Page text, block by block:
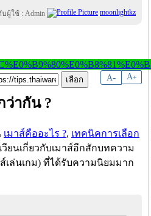
moonlightkz
A- A+
ว่ากัน ?
เมาส์คืออะไร ?, เทคนิคการเลือก
ยนเกี่ยวกับเมาส์อีกสักบทความ
เล่นเกม) ที่ได้รับความนิยมมาก